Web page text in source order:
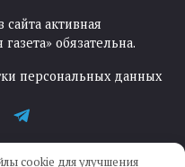
активная
обязательна.
персональных данных
cookie для улучшения